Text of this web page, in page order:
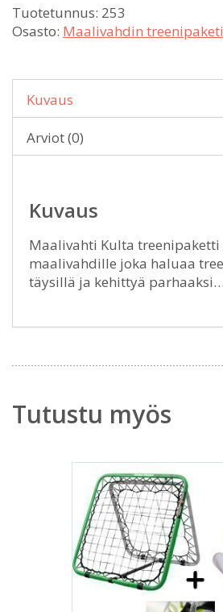
Tuotetunnus: 253
Osasto: Maalivahdin
Kuvaus
Arviot (0)
Kuvaus
Maalivahti Kulta treenipaketti
maalivahdille joka haluaa
täysillä ja kehittyä
Tutustu myös